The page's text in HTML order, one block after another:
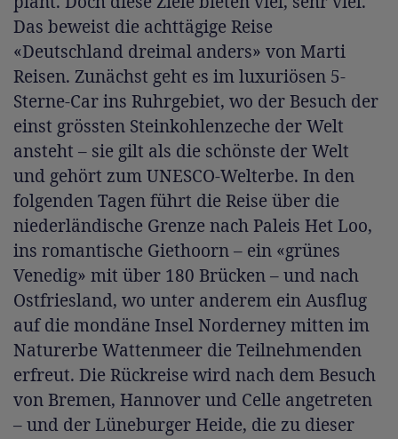
Das beweist die achttägige Reise
«Deutschland dreimal anders» von Marti
Reisen. Zunächst geht es im luxuriösen 5-
Sterne-Car ins Ruhrgebiet, wo der Besuch der
einst grössten Steinkohlenzeche der Welt
ansteht – sie gilt als die schönste der Welt
und gehört zum UNESCO-Welterbe. In den
folgenden Tagen führt die Reise über die
niederländische Grenze nach Paleis Het Loo,
ins romantische Giethoorn – ein «grünes
Venedig» mit über 180 Brücken – und nach
Ostfriesland, wo unter anderem ein Ausflug
auf die mondäne Insel Norderney mitten im
Naturerbe Wattenmeer die Teilnehmenden
erfreut. Die Rückreise wird nach dem Besuch
von Bremen, Hannover und Celle angetreten
– und der Lüneburger Heide, die zu dieser